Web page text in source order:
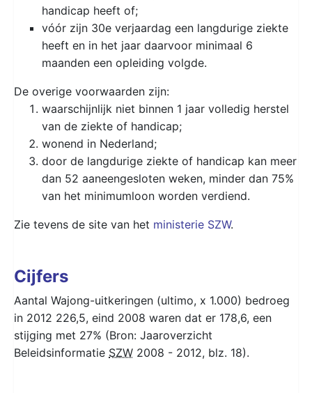
handicap heeft of;
vóór zijn 30e verjaardag een langdurige ziekte
heeft en in het jaar daarvoor minimaal 6
maanden een opleiding volgde.
De overige voorwaarden zijn:
waarschijnlijk niet binnen 1 jaar volledig herstel
van de ziekte of handicap;
wonend in Nederland;
door de langdurige ziekte of handicap kan meer
dan 52 aaneengesloten weken, minder dan 75%
van het minimumloon worden verdiend.
Zie tevens de site van het ministerie SZW.
Cijfers
Aantal Wajong-uitkeringen (ultimo, x 1.000) bedroeg
in 2012 226,5, eind 2008 waren dat er 178,6, een
stijging met 27% (Bron: Jaaroverzicht
Beleidsinformatie SZW 2008 - 2012, blz. 18).